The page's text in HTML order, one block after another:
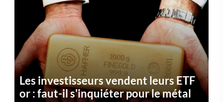
Les investisseurs vendent leurs ETF
or : faut-il s'inquiéter pour le métal